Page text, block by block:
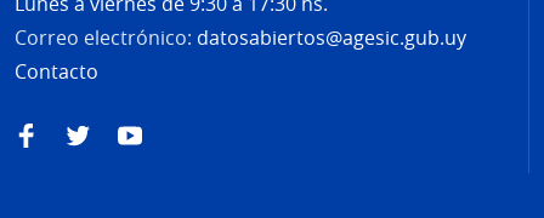
Correo electrónico: datosabiertos@agesic.gub.uy
Contacto
FacebookTwitterYouTube